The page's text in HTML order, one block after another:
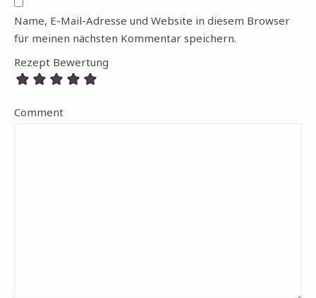
Name, E-Mail-Adresse und Website in diesem Browser
für meinen nächsten Kommentar speichern.
Rezept Bewertung
Comment